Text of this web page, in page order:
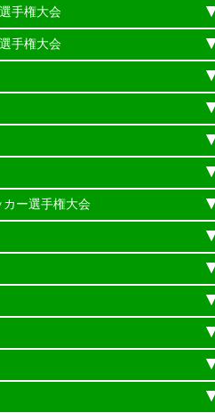
手権大会
手権大会
カー選手権大会